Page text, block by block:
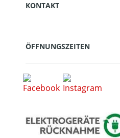
KONTAKT
ÖFFNUNGSZEITEN